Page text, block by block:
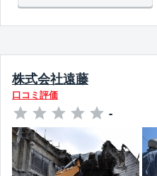
株式会社遠藤
口コミ評価
-